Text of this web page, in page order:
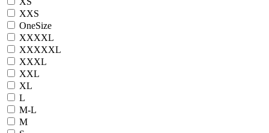
XXS
OneSize
XXXXL
XXXXXL
XXXL
XXL
XL
L
M-L
M